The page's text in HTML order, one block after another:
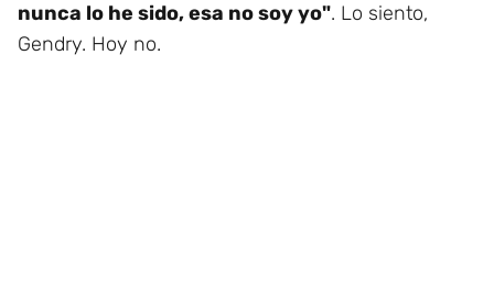
nunca lo he sido, esa no soy yo". Lo siento,
Gendry. Hoy no.